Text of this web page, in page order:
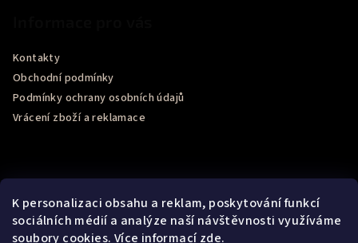
K personalizaci obsahu a reklam, poskytování funkcí
sociálních médií a analýze naší návštěvnosti využíváme
soubory cookies. Více informacízde.
Kontakty
Obchodní podmínky
Podmínky ochrany osobních údajů
Vrácení zboží a reklamace